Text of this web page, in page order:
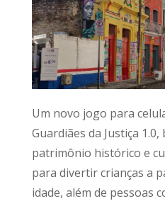
Um novo jogo para
Guardiães da Justiça
patrimônio histórico e
para divertir crianças a
idade, além de pessoas